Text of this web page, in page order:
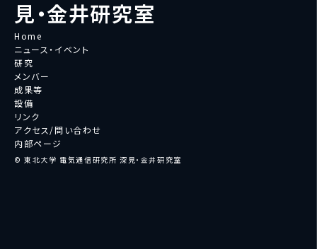
見・金井研究室
Home
ニュース・イベント
研究
メンバー
成果等
設備
リンク
アクセス/問い合わせ
内部ページ
© 東北大学 電気通信研究所 深見・金井研究室